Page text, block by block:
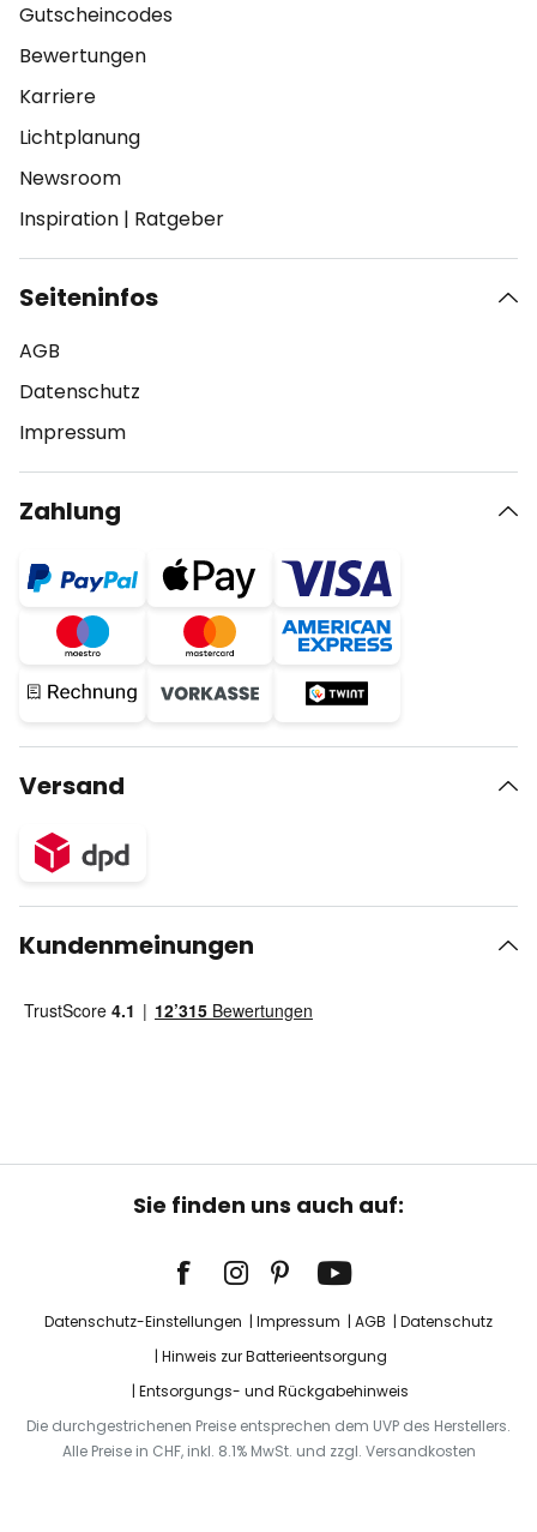
Gutscheincodes
Bewertungen
Karriere
Lichtplanung
Newsroom
Inspiration | Ratgeber
Seiteninfos
AGB
Datenschutz
Impressum
Zahlung
Versand
Kundenmeinungen
Sie finden uns auch auf:
Datenschutz-Einstellungen Impressum AGB
Datenschutz
Hinweis zur Batterieentsorgung
Entsorgungs- und Rückgabehinweis
Die durchgestrichenen Preise entsprechen dem UVP des Herstellers.
Alle Preise in CHF, inkl. 8.1% MwSt. und zzgl. Versandkosten